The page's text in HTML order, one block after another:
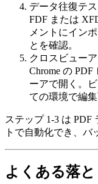
データ往復テス
FDF または
メントにイン
とを確認。
クロスビュー
Chrome の
ーアで開く。
ての環境で編
ステップ 1‑3 は
トで自動化でき、バ
よくある落